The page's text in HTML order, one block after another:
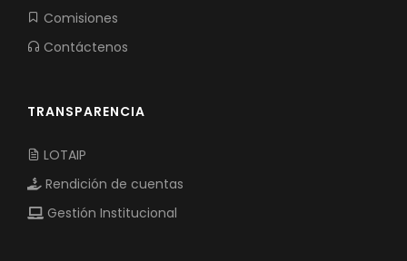
Comisiones
Contáctenos
TRANSPARENCIA
LOTAIP
Rendición de cuentas
Gestión Institucional